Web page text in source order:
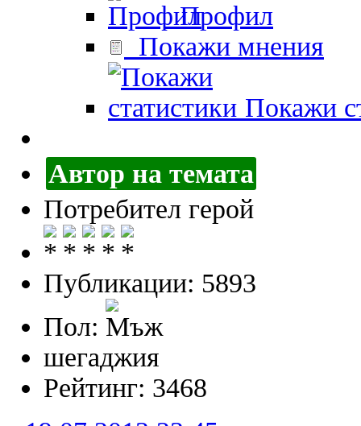
Профил
Покажи мнения
Покажи
Автор на темата
Потребител герой
Публикации: 5893
Пол:
шегаджия
Рейтинг: 3468